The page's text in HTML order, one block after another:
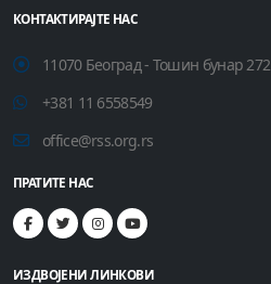
КОНТАКТИРАЈТЕ НАС
11070 Београд - Тошин бунар 272
+381 11 6558549
office@rss.org.rs
ПРАТИТЕ НАС
ИЗДВОЈЕНИ ЛИНКОВИ